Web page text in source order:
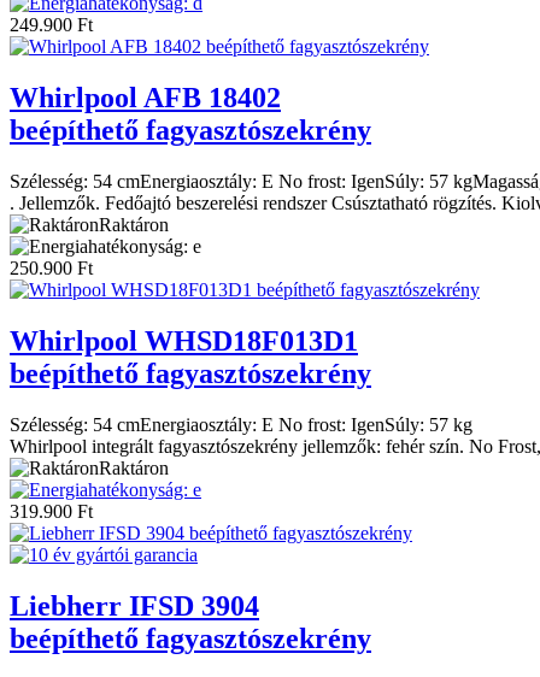
249.900 Ft
Whirlpool AFB 18402
beépíthető fagyasztószekrény
Szélesség: 54 cmEnergiaosztály: E No frost: IgenSúly: 57 kg
. Jellemzők. Fedőajtó beszerelési rendszer Csúsztatható rögzítés.
Raktáron
250.900 Ft
Whirlpool WHSD18F013D1
beépíthető fagyasztószekrény
Szélesség: 54 cmEnergiaosztály: E No frost: IgenSúly: 57 kg
Whirlpool integrált fagyasztószekrény jellemzők: fehér szín. No
Raktáron
319.900 Ft
Liebherr IFSD 3904
beépíthető fagyasztószekrény